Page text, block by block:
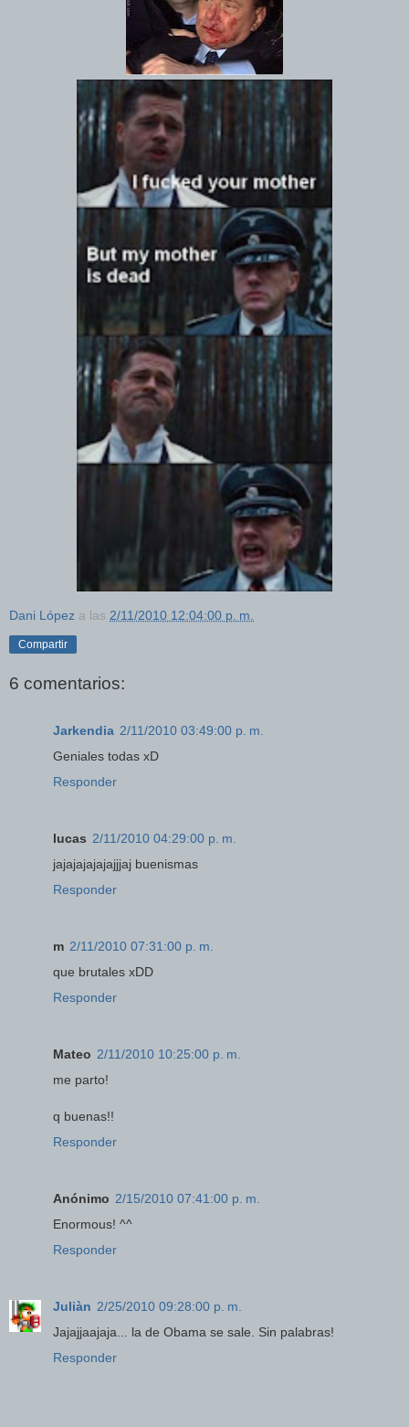
Dani López a las 2/11/2010 12:04:00 p. m.
Compartir
6 comentarios:
Jarkendia 2/11/2010 03:49:00 p. m.
Geniales todas xD
Responder
lucas 2/11/2010 04:29:00 p. m.
jajajajajajajjjaj buenismas
Responder
m 2/11/2010 07:31:00 p. m.
que brutales xDD
Responder
Mateo 2/11/2010 10:25:00 p. m.
me parto!
q buenas!!
Responder
Anónimo 2/15/2010 07:41:00 p. m.
Enormous! ^^
Responder
Juliàn 2/25/2010 09:28:00 p. m.
Jajajjaajaja... la de Obama se sale. Sin palabras!
Responder